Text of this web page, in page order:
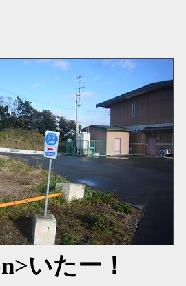
いたー！